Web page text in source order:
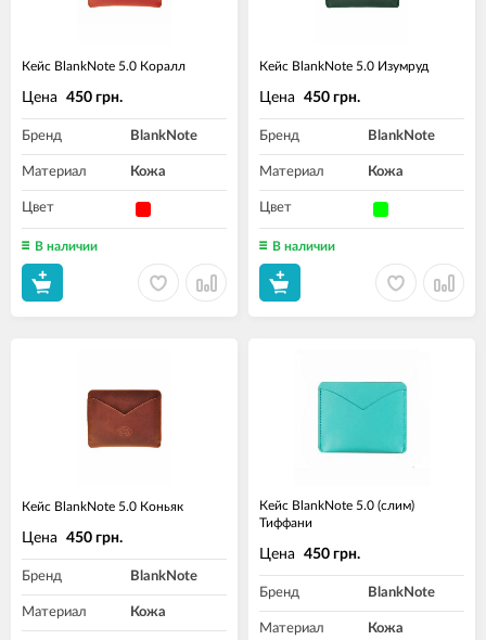
Кейс BlankNote 5.0 Коралл
Цена 450 грн.
Бренд BlankNote
Материал Кожа
Цвет
В наличии
Кейс BlankNote 5.0 Изумруд
Цена 450 грн.
Бренд BlankNote
Материал Кожа
Цвет
В наличии
Кейс BlankNote 5.0 Коньяк
Цена 450 грн.
Бренд BlankNote
Материал Кожа
Кейс BlankNote 5.0 (слим)
Тиффани
Цена 450 грн.
Бренд BlankNote
Материал Кожа